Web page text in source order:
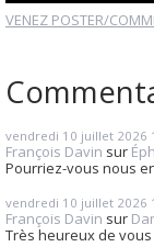
VENEZ POSTER/
vendredi 10 juillet 2026
François Davin sur
Pourriez-vous nous
vendredi 10 juillet 2026
François Davin sur
Très heureux de